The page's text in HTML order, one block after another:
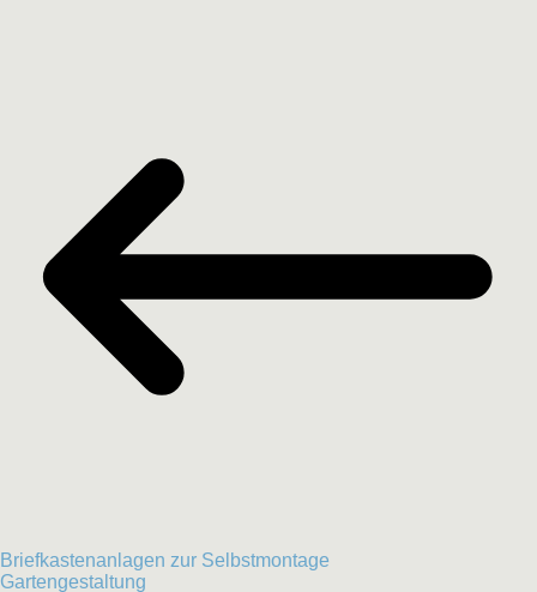
Briefkastenanlagen zur Selbstmontage
Gartengestaltung